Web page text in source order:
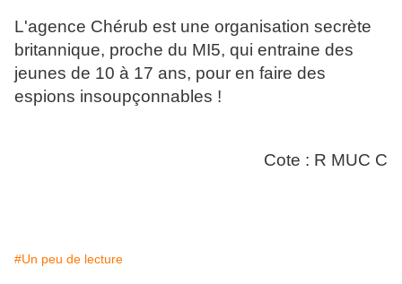
L'agence Chérub est une organisation secrète
britannique, proche du MI5, qui entraine des
jeunes de 10 à 17 ans, pour en faire des
espions insoupçonnables !
Cote : R MUC C
#Un peu de lecture